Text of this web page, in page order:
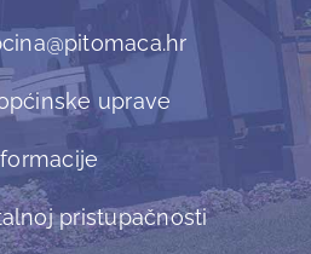
uprave
pristupačnosti